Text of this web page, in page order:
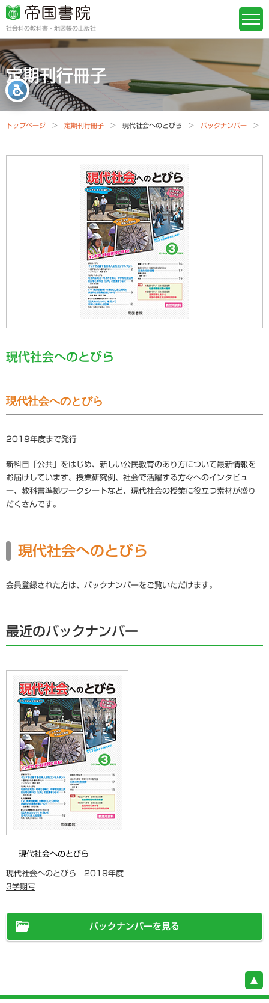
社会科の教科書・地図帳の出版社
定期刊行冊子
トップページ 定期刊行冊子 現代社会へのとびら バックナンバー
現代社会へのとびら
現代社会へのとびら
2019年度まで発行
新科目「公共」をはじめ、新しい公民教育のあり方について最新情報を
お届けしています。 授業研究例、社会で活躍する方々へのインタビュ
ー、教科書準拠ワークシートなど、現代社会の授業に役立つ素材が盛り
だくさんです。
現代社会へのとびら
会員登録された方は、バックナンバーをご覧いただけます。
最近のバックナンバー
現代社会へのとびら
現代社会へのとびら 2019年度
3学期号
バックナンバーを見る